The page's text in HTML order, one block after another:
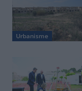
Urbanisme